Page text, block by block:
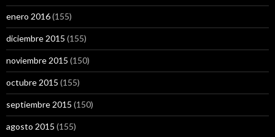
enero 2016(155)
diciembre 2015 (155)
noviembre 2015 (150)
octubre 2015 (155)
septiembre 2015 (150)
agosto 2015 (155)